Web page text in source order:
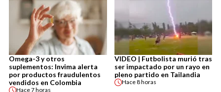
Omega-3 y otros
suplementos: Invima alerta
por productos fraudulentos
vendidos en Colombia
Hace7 horas
VIDEO | Futbolista murió tras
ser impactado por un rayo en
pleno partido en Tailandia
Hace8 horas